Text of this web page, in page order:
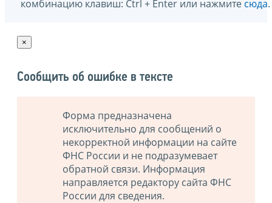
комбинацию клавиш: Ctrl + Enter или нажмите сюда.
×
Сообщить об ошибке в тексте
Форма предназначена
исключительно для сообщений о
некорректной информации на сайте
ФНС России и не подразумевает
обратной связи. Информация
направляется редактору сайта ФНС
России для сведения.